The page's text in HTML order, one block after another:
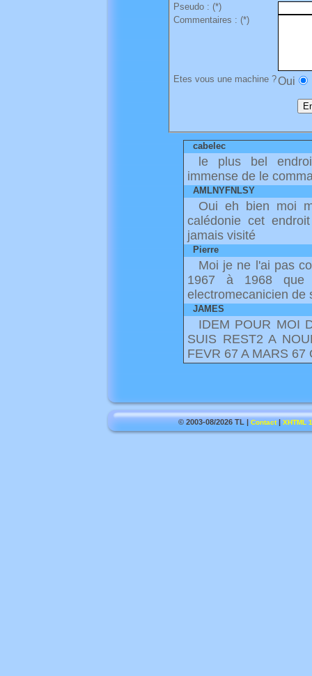
Pseudo : (*)
Commentaires : (*)
Etes vous une machine ?Oui
cabelec
le plus bel
immense de le
AMLNYFNLSY
Oui eh bien moi
calédonie cet
jamais visité
Pierre
Moi je ne l'ai pas
1967 à 1968 que
electromecanicien de
JAMES
IDEM POUR MOI
SUIS REST2 A
FEVR 67 A MARS
© 2003-08/2026 TL |Contact|XHTML